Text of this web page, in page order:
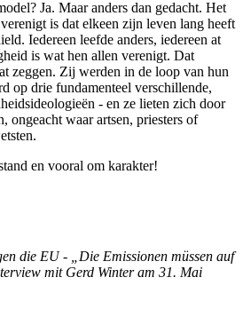
Ja. Maar anders dan gedacht. Het
is dat elkeen zijn leven lang heeft
Iedereen leefde anders, iedereen at
is wat hen allen verenigt. Dat
zeggen. Zij werden in de loop van hun
op drie fundamenteel verschillende,
- en ze lieten zich door
ongeacht waar artsen, priesters of
en vooral om karakter!
die EU - „Die Emissionen müssen auf
mit Gerd Winter am 31. Mai